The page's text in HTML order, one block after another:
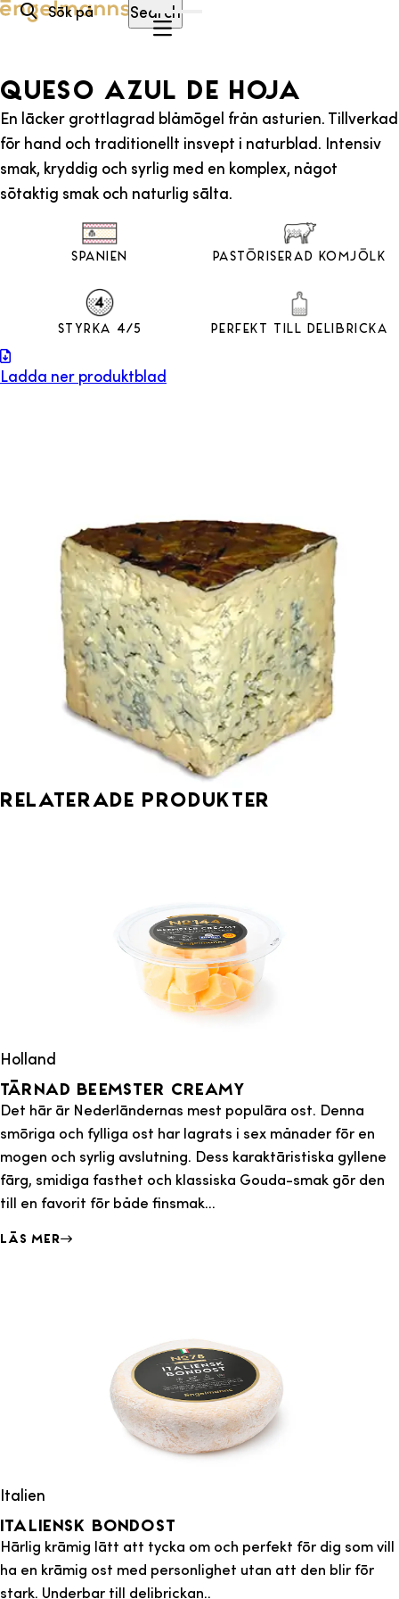
Hoppa till innehållSearch
QUESO AZUL DE HOJA
En läcker grottlagrad blåmögel från asturien. Tillverkad
för hand och traditionellt insvept i naturblad. Intensiv
smak, kryddig och syrlig med en komplex, något
sötaktig smak och naturlig sälta.
Spanien Pastöriserad Komjölk
Styrka 4/5 Perfekt till Delibricka
Ladda ner produktblad
Relaterade produkter
Holland
Tärnad Beemster Creamy
Det här är Nederländernas mest populära ost. Denna
smöriga och fylliga ost har lagrats i sex månader för en
mogen och syrlig avslutning. Dess karaktäristiska gyllene
färg, smidiga fasthet och klassiska Gouda-smak gör den
till en favorit för både finsmak...
Läs mer
Italien
Italiensk Bondost
Härlig krämig lätt att tycka om och perfekt för dig som vill
ha en krämig ost med personlighet utan att den blir för
stark. Underbar till delibrickan..